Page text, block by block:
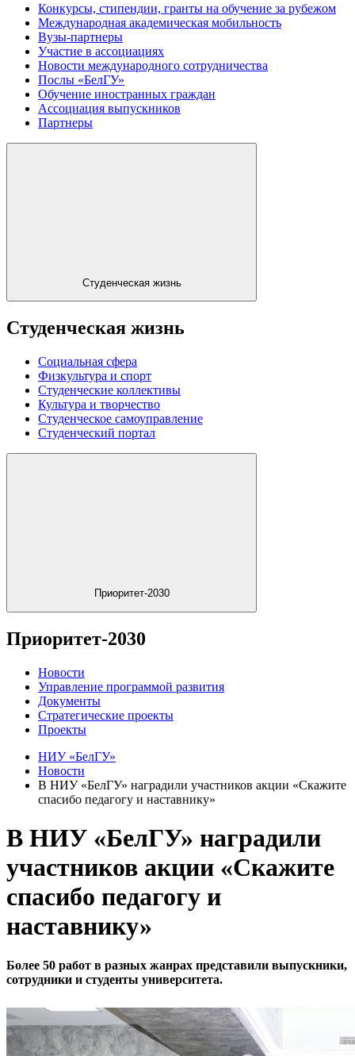
Конкурсы, стипендии, гранты на обучение за рубежом
Международная академическая мобильность
Вузы-партнеры
Участие в ассоциациях
Новости международного сотрудничества
Послы «БелГУ»
Обучение иностранных граждан
Ассоциация выпускников
Партнеры
Студенческая жизнь
Студенческая жизнь
Социальная сфера
Физкультура и спорт
Студенческие коллективы
Культура и творчество
Студенческое самоуправление
Студенческий портал
Приоритет-2030
Приоритет-2030
Новости
Управление программой развития
Документы
Стратегические проекты
Проекты
НИУ «БелГУ»
Новости
В НИУ «БелГУ» наградили участников акции «Скажите
спасибо педагогу и наставнику»
В НИУ «БелГУ» наградили
участников акции «Скажите
спасибо педагогу и
наставнику»
Более 50 работ в разных жанрах представили выпускники,
сотрудники и студенты университета.